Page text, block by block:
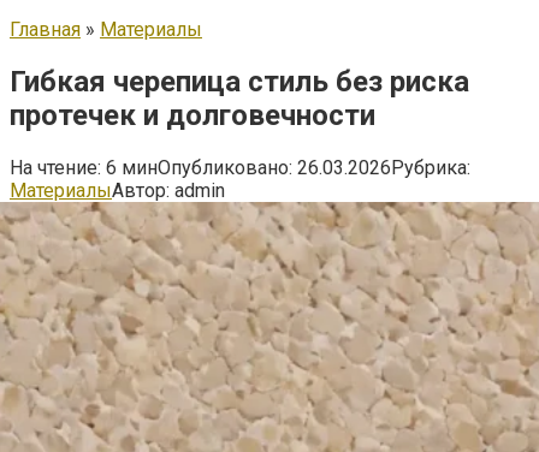
Главная » Материалы
Гибкая черепица стиль без риска
протечек и долговечности
На чтение: 6 минОпубликовано: 26.03.2026Рубрика:
МатериалыАвтор: admin